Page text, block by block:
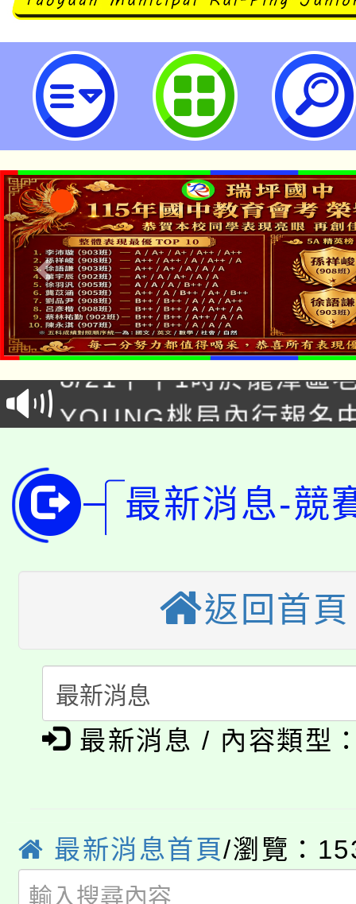
教育部國民及學前教育署轉知泛學
「2023年國泰反毒英雄爭霸賽暨
科電競大賽」-桃園市立瑞坪國民中
「本色祭」8/29、30在
場熱烈登場!
8/21下午1時於龍潭區
徵才活動。
YOUNG桃局內行報名
開!
115年桃園市運動會8/
田徑場及游泳池舉行。
桃園市低收入戶享有免
視費優惠，中低收入戶
半價優惠，詳情可洽有
者。
大園自造教育及科技中
份教師增能研習
大溪自造教育及科技
份教師研習
淨零綠生活教案入校路
會
115年食農教育專業人
程
「本色祭」8/29、30在
8/21下午1時於龍潭區
局官網。
8月14至27日，桃園電
開!
115年桃園市運動會8/
最新消息-競
返回首頁
最新消息 / 內容類型
最新消息首頁/瀏覽：